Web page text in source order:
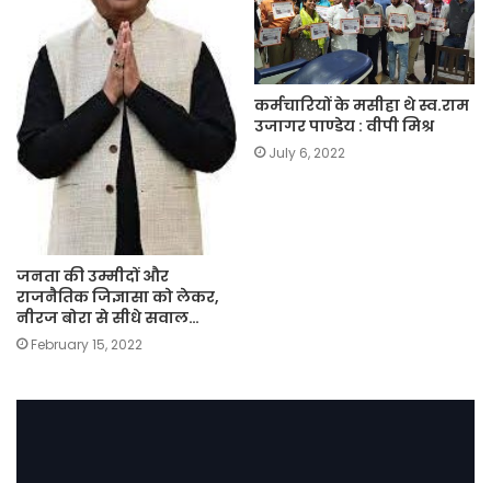
जनता की उम्मीदों और
राजनैतिक जिज्ञासा को लेकर,
नीरज बोरा से सीधे सवाल…
February 15, 2022
कर्मचारियों के मसीहा थे स्व.राम
उजागर पाण्डेय : वीपी मिश्र
July 6, 2022